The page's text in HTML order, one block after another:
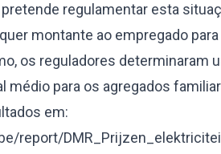
regulamentar esta
montante ao empregado
os reguladores determinaram
médio para os agregados
em:
report/